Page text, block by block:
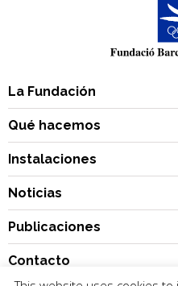
La Fundación
Qué hacemos
Instalaciones
Noticias
Publicaciones
Contacto